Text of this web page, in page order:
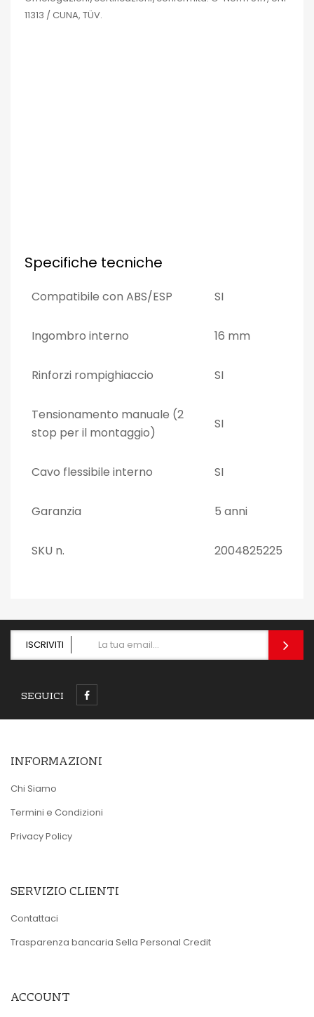
11313 / CUNA, TÜV.
Specifiche tecniche
Compatibile con ABS/ESP SI
Ingombro interno 16 mm
Rinforzi rompighiaccio SI
Tensionamento manuale (2
stop per il montaggio)
SI
Cavo flessibile interno SI
Garanzia 5 anni
SKU n. 2004825225
ISCRIVITI
SEGUICI
INFORMAZIONI
Chi Siamo
Termini e Condizioni
Privacy Policy
SERVIZIO CLIENTI
Contattaci
Trasparenza bancaria Sella Personal Credit
ACCOUNT